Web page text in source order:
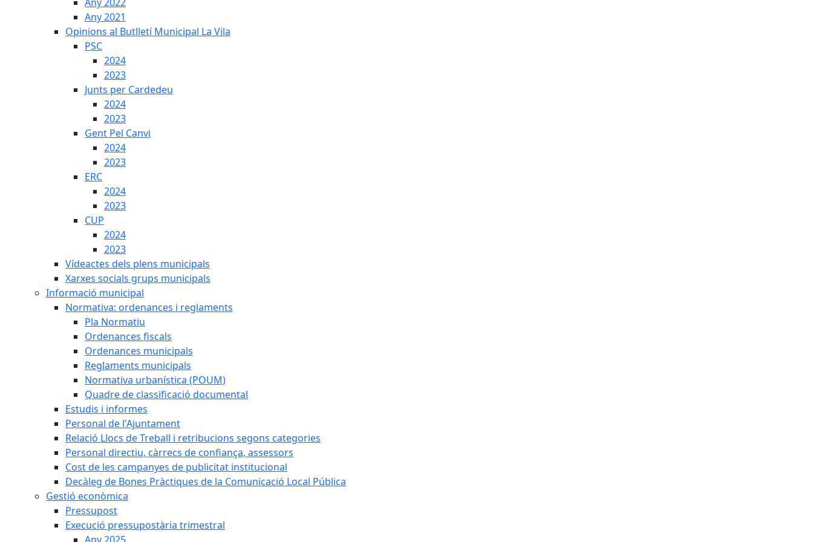
Any 2021
Opinions al Butlletí Municipal La Vila
PSC
2024
2023
Junts per Cardedeu
2024
2023
Gent Pel Canvi
2024
2023
ERC
2024
2023
CUP
2024
2023
Vídeactes dels plens municipals
Xarxes socials grups municipals
Informació municipal
Normativa: ordenances i reglaments
Pla Normatiu
Ordenances fiscals
Ordenances municipals
Reglaments municipals
Normativa urbanística (POUM)
Quadre de classificació documental
Estudis i informes
Personal de l'Ajuntament
Relació Llocs de Treball i retribucions segons categories
Personal directiu, càrrecs de confiança, assessors
Cost de les campanyes de publicitat institucional
Decàleg de Bones Pràctiques de la Comunicació Local Pública
Gestió econòmica
Pressupost
Execució pressupostària trimestral